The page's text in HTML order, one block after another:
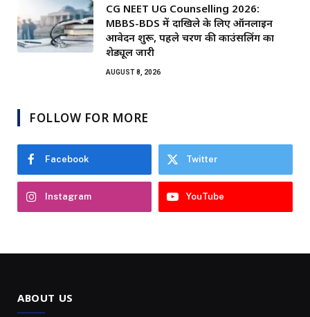
CG NEET UG Counselling 2026:
MBBS-BDS में दाखिले के लिए ऑनलाइन
आवेदन शुरू, पहले चरण की काउंसलिंग का
शेड्यूल जारी
AUGUST 8, 2026
FOLLOW FOR MORE
Facebook Twitter
Instagram YouTube
ABOUT US